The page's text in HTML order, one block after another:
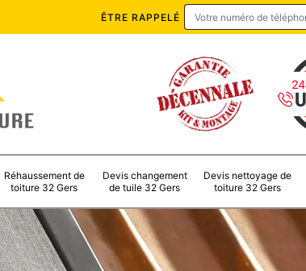
ÊTRE RAPPELÉ
Réhaussement de
toiture 32 Gers
Devis changement
de tuile 32 Gers
Devis nettoyage de
toiture 32 Gers